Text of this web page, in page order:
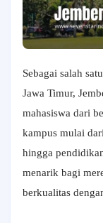
Sebagai salah
Jawa Timur,
mahasiswa dari
kampus mulai
hingga
menarik bagi
berkualitas